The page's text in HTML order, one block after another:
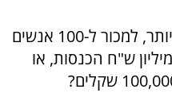
שאלתי את עצמי מה יהיה קל יותר, למכור ל-100 אנשים
למיליון ש"ח הכנסות, או